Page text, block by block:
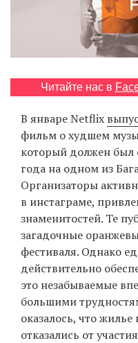
EN
UA
Читайте нас в
В январе Netflix
фильм о худшем
который должен был
года на одном из
Организаторы
в инстаграме,
знаменитостей. Те
загадочные
фестиваля. Однако
действительно
это незабываемые
большими
оказалось, что
отказались от